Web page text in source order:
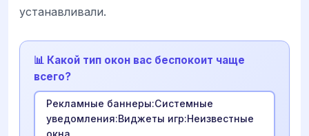
устанавливали.
📊 Какой тип окон вас беспокоит чаще
всего?
Рекламные баннеры:Системные
уведомления:Виджеты игр:Неизвестные
окна